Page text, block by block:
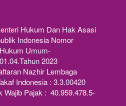
Hukum Dan Hak Asasi
Indonesia Nomor
Umum-
2023
Nazhir Lembaga
Indonesia : 3.3.00420
Wajib Pajak :  40.959.478.5-